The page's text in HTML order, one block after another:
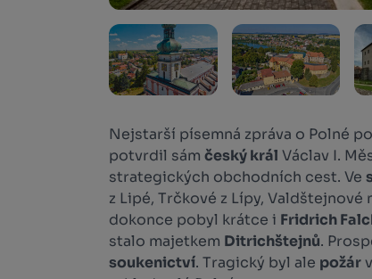
Nejstarší písemná zpráva o Polné
potvrdil sám český král Václav I.
strategických obchodních cest. Ve
z Lipé, Trčkové z Lípy, Valdštejnové
dokonce pobyl krátce i Fridrich
stalo majetkem Ditrichštejnů.
soukenictví. Tragický byl ale požár